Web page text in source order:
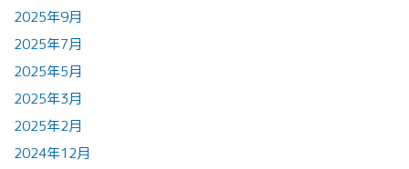
2025年9月
2025年7月
2025年5月
2025年3月
2025年2月
2024年12月